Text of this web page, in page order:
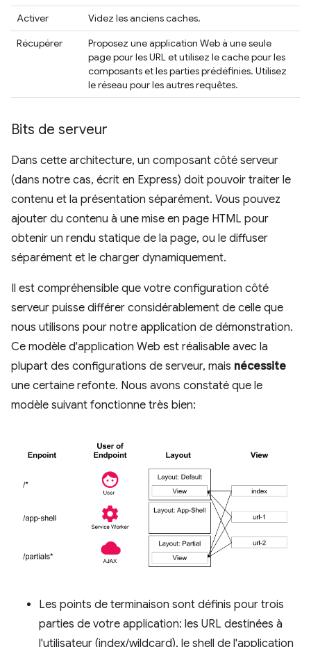
Activer
Videz les anciens caches.
Récupérer
Proposez une application Web à une seule
page pour les URL et utilisez le cache pour les
composants et les parties prédéfinies. Utilisez
le réseau pour les autres requêtes.
Bits de serveur
Dans cette architecture, un composant côté serveur
(dans notre cas, écrit en Express) doit pouvoir traiter le
contenu et la présentation séparément. Vous pouvez
ajouter du contenu à une mise en page HTML pour
obtenir un rendu statique de la page, ou le diffuser
séparément et le charger dynamiquement.
Il est compréhensible que votre configuration côté
serveur puisse différer considérablement de celle que
nous utilisons pour notre application de démonstration.
Ce modèle d'application Web est réalisable avec la
plupart des configurations de serveur, mais nécessite
une certaine refonte. Nous avons constaté que le
modèle suivant fonctionne très bien:
Les points de terminaison sont définis pour trois
parties de votre application: les URL destinées à
l'utilisateur (index/wildcard), le shell de l'application